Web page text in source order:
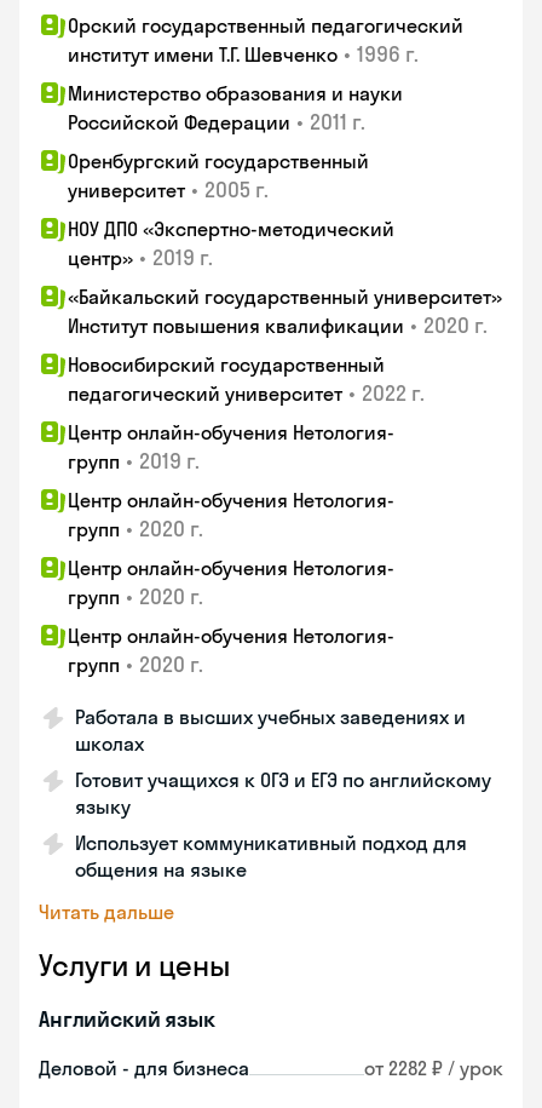
Орский государственный педагогический
институт имени Т.Г. Шевченко • 1996 г.
Министерство образования и науки
Российской Федерации • 2011 г.
Оренбургский государственный
университет • 2005 г.
НОУ ДПО «Экспертно-методический
центр» • 2019 г.
«Байкальский государственный университет»
Институт повышения квалификации • 2020 г.
Новосибирский государственный
педагогический университет • 2022 г.
Центр онлайн-обучения Нетология-
групп • 2019 г.
Центр онлайн-обучения Нетология-
групп • 2020 г.
Центр онлайн-обучения Нетология-
групп • 2020 г.
Центр онлайн-обучения Нетология-
групп • 2020 г.
Работала в высших учебных заведениях и
школах
Готовит учащихся к ОГЭ и ЕГЭ по английскому
языку
Использует коммуникативный подход для
общения на языке
Читать дальше
Услуги и цены
Английский язык
Деловой - для бизнеса от 2282 ₽ / урок